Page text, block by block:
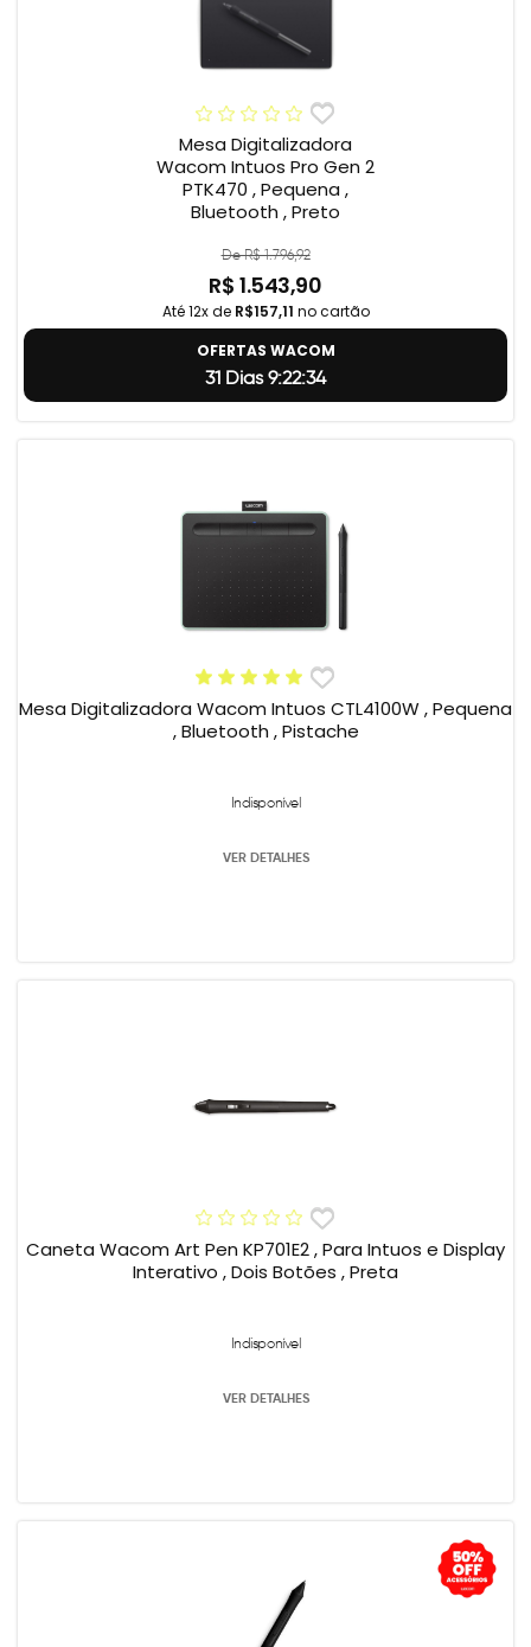
Mesa Digitalizadora
Wacom Intuos Pro Gen 2
PTK470 , Pequena ,
Bluetooth , Preto
De R$ 1.796,92
R$ 1.543,90
Até 12x de R$157,11 no cartão
OFERTAS WACOM
31 Dias 9:22:33
Mesa Digitalizadora Wacom Intuos CTL4100W , Pequena
, Bluetooth , Pistache
Indisponível
VER DETALHES
Caneta Wacom Art Pen KP701E2 , Para Intuos e Display
Interativo , Dois Botões , Preta
Indisponível
VER DETALHES